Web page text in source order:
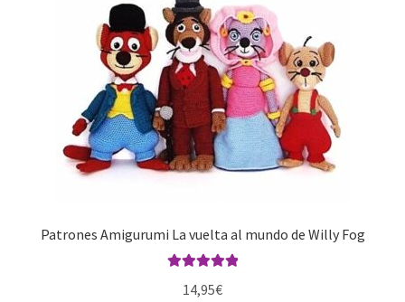
Patrones Amigurumi La vuelta al mundo de Willy Fog
14,95€